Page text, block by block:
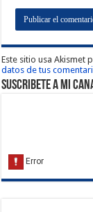
Este sitio usa Akismet
datos de tus
Suscribete a Mi